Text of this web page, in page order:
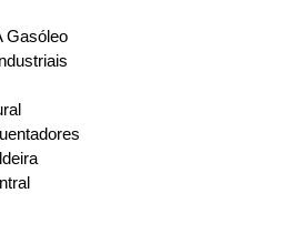
Gasóleo